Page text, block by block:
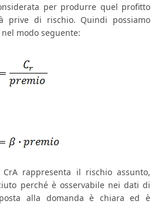
per produrre quel profitto
prive di rischio. Quindi possiamo
modo seguente:
rA rappresenta il rischio assunto,
perché è osservabile nei dati di
alla domanda è chiara ed è